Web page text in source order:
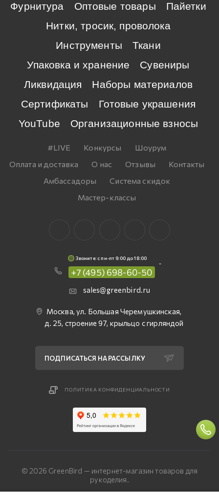
Фурнитура
Оптовые товары
Пайетки
Нитки, тросик, проволока
Инструменты
Ткани
Упаковка и хранение
Сувениры
Ликвидация
Наборы материалов
Сертификаты
Готовые украшения
YouTube
Организационные взносы
#LIVE Конкурсы
Шоурум
Оплата и доставка
О нас Отзывы
Контакты
Амбассадоры
Система скидок
Мастер-классы
Звоните: c пн-пт 9:00 до 18:00
+7 (495) 698-60-50
sales@greenbird.ru
Москва, ул. Большая Черемушкинская,
д. 25, строение 97, крыльцо с гирляндой
ПОДПИСАТЬСЯ НА РАССЫЛКУ
ПОЛИТИКА КОНФИДЕНЦИАЛЬНОСТИ
© 2026 GreenBird — интернет-магазин товаров для
рукоделия.